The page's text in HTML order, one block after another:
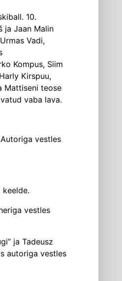
10.
ja Jaan Malin
Vadi,
Kompus, Siim
Kirspuu,
Mattiseni teose
vaba lava.
vestles
keelde.
vestles
ja Tadeusz
autoriga vestles